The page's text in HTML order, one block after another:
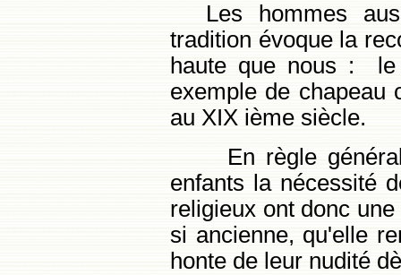
Les hommes
tradition évoque la
haute que nous :
exemple de
au XIX ième siècle.
En règle
enfants la nécessité
religieux ont donc
si ancienne, qu'elle
honte de leur nudité